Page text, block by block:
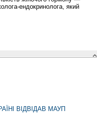
ендокринолога, який
ВІДВІДАВ МАУП